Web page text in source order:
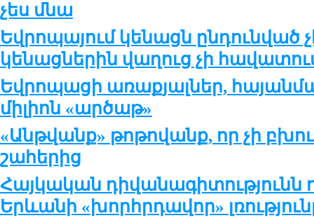
չես մնա
Եվրոպայում կենացն ընդունված
կենացներին վաղուց չի
Եվրոպացի առաքյալներ,
միլիոն «արծաթ»
«Անթվանք» թոթովանք, որ չի
շահերից
Հայկական
Երևանի «խորհրդավոր»